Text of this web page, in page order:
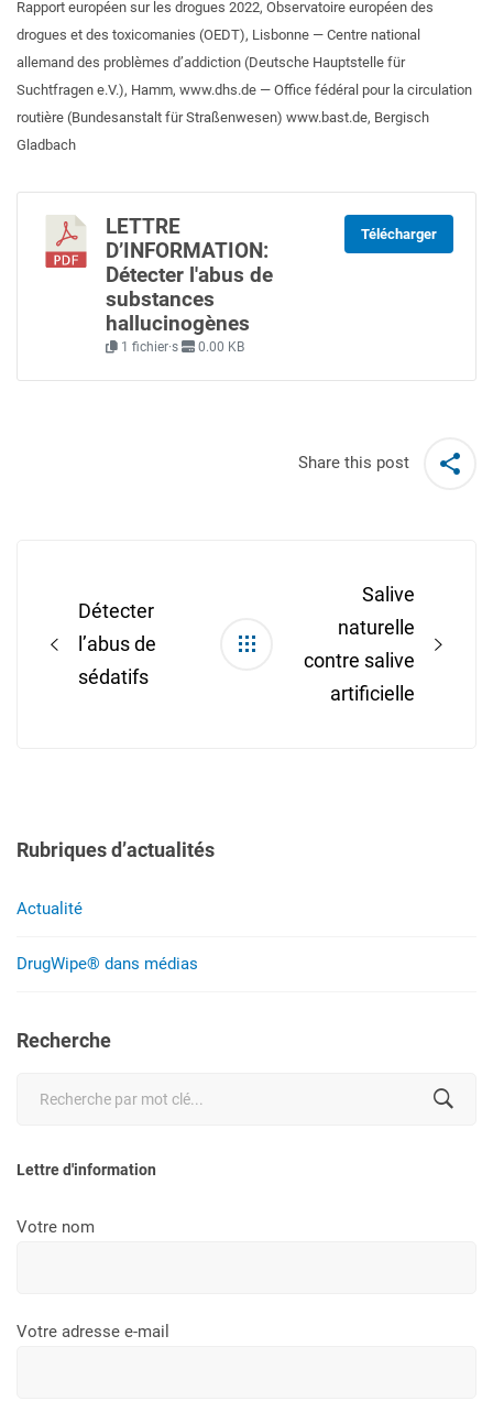
Rubriques d’actualités
Actualité
DrugWipe® dans médias
Recherche
Lettre d'information
Votre nom
Votre adresse e-mail
Rapport européen sur les drogues 2022, Observatoire européen des
drogues et des toxicomanies (OEDT), Lisbonne — Centre national
allemand des problèmes d’addiction (Deutsche Hauptstelle für
Suchtfragen e.V.), Hamm, www.dhs.de — Office fédéral pour la circulation
routière (Bundesanstalt für Straßenwesen) www.bast.de, Bergisch
Gladbach
LETTRE
D’INFORMATION:
Détecter l'abus de
substances
hallucinogènes
1 fichier·s 0.00 KB
Télécharger
Share this post
Détecter
l’abus de
sédatifs
Salive
naturelle
contre salive
artificielle